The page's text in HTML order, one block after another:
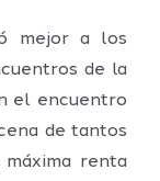
mejor a los
de la
el encuentro
de tantos
renta